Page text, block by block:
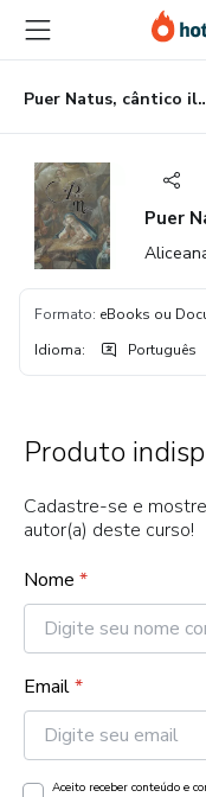
para
conteúdo
principal
para
pagamento
para
rodapé
Puer
Puer
Formato: eBooks ou
Idioma: Português
Produto
Cadastre-se e
autor(a) deste curso!
Nome *
Email*
Aceito receber conteúdo e